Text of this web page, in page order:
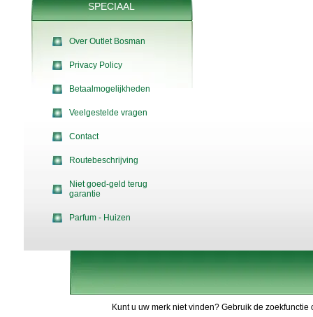
SPECIAAL
Over Outlet Bosman
Privacy Policy
Betaalmogelijkheden
Veelgestelde vragen
Contact
Routebeschrijving
Niet goed-geld terug
garantie
Parfum - Huizen
Kunt u uw merk niet vinden? Gebruik de